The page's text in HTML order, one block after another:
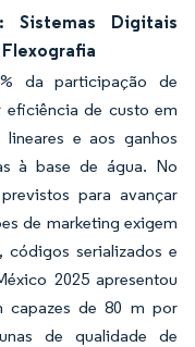
Sistemas Digitais
da participação de
eficiência de custo em
e aos ganhos
à base de água. No
para avançar
de marketing exigem
códigos serializados e
2025 apresentou
capazes de 80 m por
de qualidade de